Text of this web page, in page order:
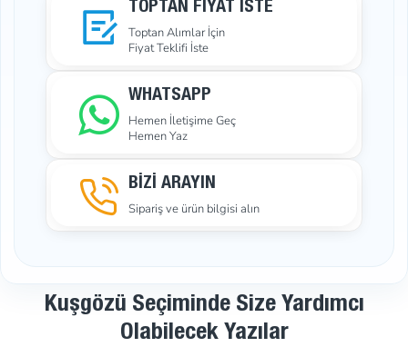
TOPTAN FIYAT İSTE
Toptan Alımlar İçin
Fiyat Teklifi İste
WHATSAPP
Hemen İletişime Geç
Hemen Yaz
BİZİ ARAYIN
Sipariş ve ürün bilgisi alın
Kuşgözü Seçiminde Size Yardımcı
Olabilecek Yazılar